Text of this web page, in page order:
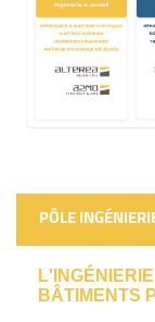
PÔLE
BÂTIMENTS